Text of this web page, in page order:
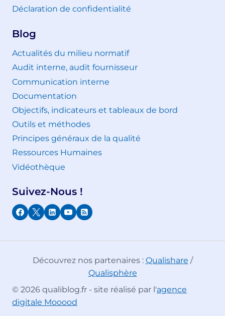
Déclaration de confidentialité
Blog
Actualités du milieu normatif
Audit interne, audit fournisseur
Communication interne
Documentation
Objectifs, indicateurs et tableaux de bord
Outils et méthodes
Principes généraux de la qualité
Ressources Humaines
Vidéothèque
Suivez-Nous !
Découvrez nos partenaires : Qualishare /
Qualisphère
© 2026 qualiblog.fr - site réalisé par l'agence
digitale Mooood